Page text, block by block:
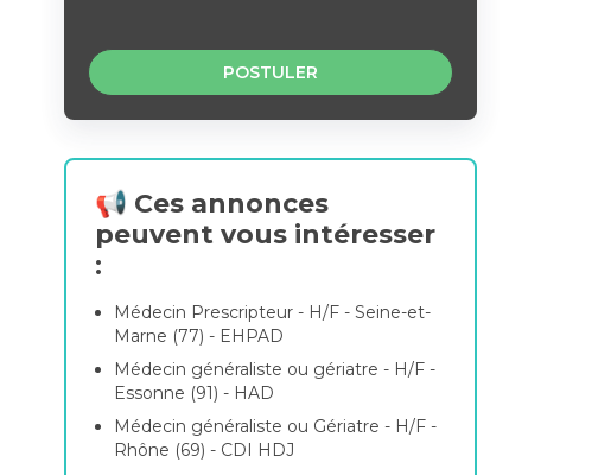
POSTULER
📢 Ces annonces
peuvent vous intéresser
:
Médecin Prescripteur - H/F - Seine-et-
Marne (77) - EHPAD
Médecin généraliste ou gériatre - H/F -
Essonne (91) - HAD
Médecin généraliste ou Gériatre - H/F -
Rhône (69) - CDI HDJ